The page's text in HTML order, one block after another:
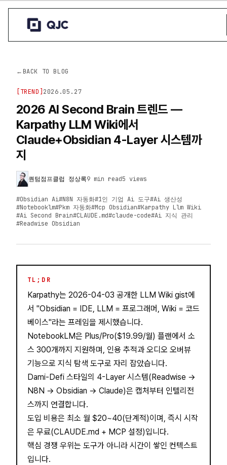
← BACK TO BLOG
TREND 2026.05.27
2026 AI Second Brain 트렌드 —
Karpathy LLM Wiki에서
Claude+Obsidian 4-Layer 시스템까
지
퀀텀점프클럽 정상록9 min read5 views
#Obsidian Ai#N8N 자동화#1인 기업 Ai 도구#Ai 생산성
#Notebooklm#Pkm 자동화#Mcp Obsidian#Karpathy Llm Wiki
#Ai Second Brain#CLAUDE.md#claude-code#Ai 지식 관리
#Readwise Obsidian
TL;DR
Karpathy는 2026-04-03 공개한 LLM Wiki gist에
서 "Obsidian = IDE, LLM = 프로그래머, Wiki = 코드
베이스"라는 프레임을 제시했습니다.
NotebookLM은 Plus/Pro($19.99/월) 플랜에서 소
스 300개까지 지원하며, 인용 추적과 오디오 오버뷰
기능으로 지식 탐색 도구로 자리 잡았습니다.
Dami-Defi 스타일의 4-Layer 시스템(Readwise →
N8N → Obsidian → Claude)은 캡처부터 인텔리전
스까지 연결합니다.
도입 비용은 최소 월 $20~40(단계적)이며, 즉시 시작
은 무료(CLAUDE.md + MCP 설정)입니다.
핵심 경쟁 우위는 도구가 아니라 시간이 쌓인 컨텍스트
입니다.